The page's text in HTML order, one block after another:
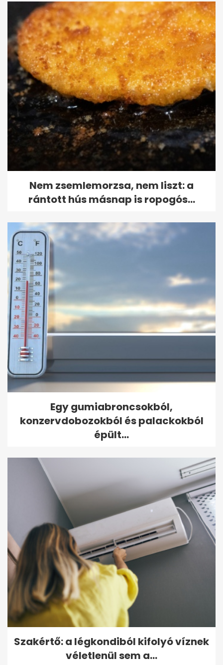
Nem zsemlemorzsa, nem liszt: a
rántott hús másnap is ropogós...
Egy gumiabroncsokból,
konzervdobozokból és palackokból
épült...
Szakértő: a légkondiból kifolyó víznek
véletlenül sem a...